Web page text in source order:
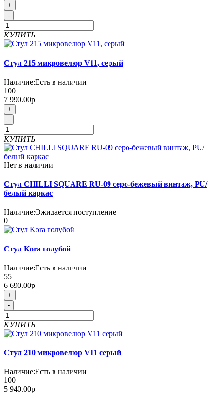
+
-
КУПИТЬ
Стул 215 микровелюр V11, серый
Наличие:Есть в наличии
100
7 990.00р.
+
-
КУПИТЬ
Нет в наличии
Стул CHILLI SQUARE RU-09 серо-бежевый винтаж, PU/
белый каркас
Наличие:Ожидается поступление
0
Стул Kora голубой
Наличие:Есть в наличии
55
6 690.00р.
+
-
КУПИТЬ
Стул 210 микровелюр V11 серый
Наличие:Есть в наличии
100
5 940.00р.